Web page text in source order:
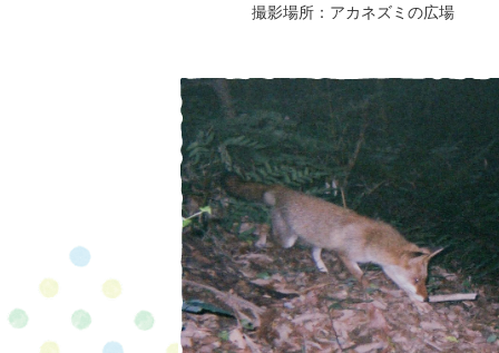
撮影場所：アカネズミの広場